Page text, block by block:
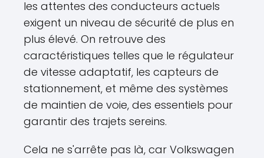
les attentes des conducteurs actuels
exigent un niveau de sécurité de plus en
plus élevé. On retrouve des
caractéristiques telles que le régulateur
de vitesse adaptatif, les capteurs de
stationnement, et même des systèmes
de maintien de voie, des essentiels pour
garantir des trajets sereins.
Cela ne s'arrête pas là, car Volkswagen